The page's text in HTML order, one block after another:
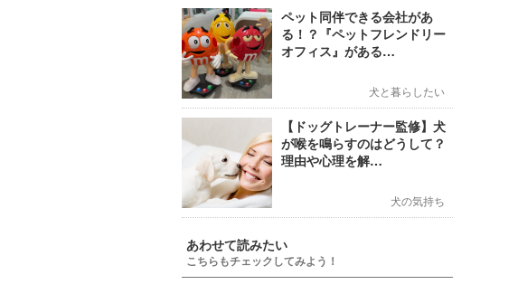
ペット同伴できる会社があ
る！？『ペットフレンドリー
オフィス』がある…
犬と暮らしたい
【ドッグトレーナー監修】犬
が喉を鳴らすのはどうして？
理由や心理を解…
犬の気持ち
あわせて読みたい
こちらもチェックしてみよう！